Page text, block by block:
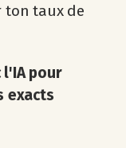
ton taux de
l'IA pour
exacts